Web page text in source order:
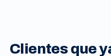
Clientes que